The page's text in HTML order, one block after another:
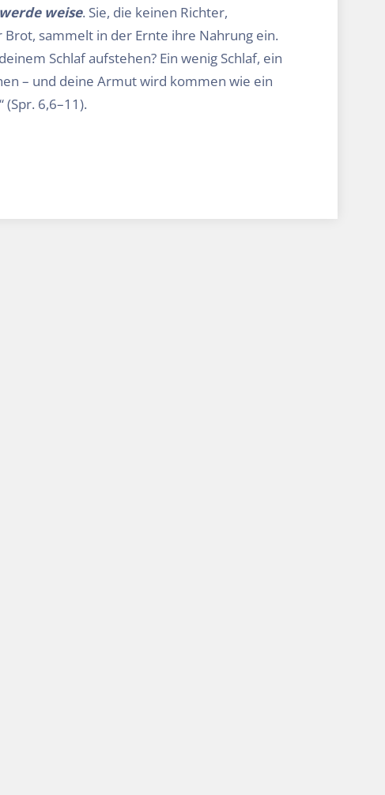
weise. Sie, die keinen Richter,
sammelt in der Ernte ihre Nahrung ein.
Schlaf aufstehen? Ein wenig Schlaf, ein
– und deine Armut wird kommen wie ein
6,6–11).